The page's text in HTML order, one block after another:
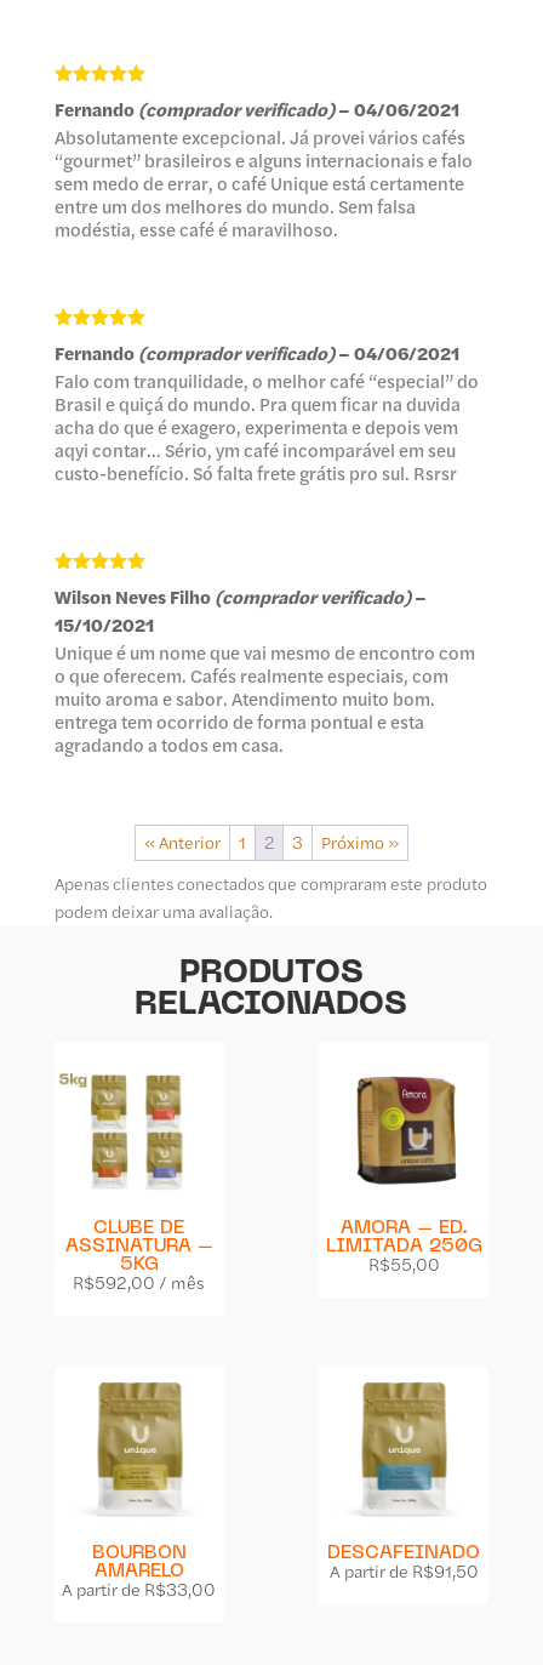
de 5
Fernando(comprador verificado) –04/06/2021
Absolutamente excepcional. Já provei vários cafés
“gourmet” brasileiros e alguns internacionais e falo
sem medo de errar, o café Unique está certamente
entre um dos melhores do mundo. Sem falsa
modéstia, esse café é maravilhoso.
de 5
Fernando(comprador verificado) –04/06/2021
Falo com tranquilidade, o melhor café “especial” do
Brasil e quiçá do mundo. Pra quem ficar na duvida
acha do que é exagero, experimenta e depois vem
aqyi contar… Sério, ym café incomparável em seu
custo-benefício. Só falta frete grátis pro sul. Rsrsr
de 5
Wilson Neves Filho(comprador verificado) –
15/10/2021
Unique é um nome que vai mesmo de encontro com
o que oferecem. Cafés realmente especiais, com
muito aroma e sabor. Atendimento muito bom.
entrega tem ocorrido de forma pontual e esta
agradando a todos em casa.
« Anterior 1 2 3
Próximo »
Apenas clientes conectados que compraram este produto
podem deixar uma avaliação.
PRODUTOS
RELACIONADOS
CLUBE DE
ASSINATURA –
5KG
R$592,00 / mês
AMORA – ED.
LIMITADA 250G
R$55,00
BOURBON
AMARELO
A partir de R$33,00
DESCAFEINADO
A partir de R$91,50